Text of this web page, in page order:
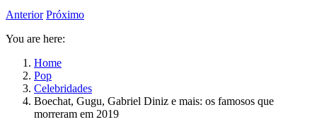
Anterior Próximo
You are here:
Home
Pop
Celebridades
Boechat, Gugu, Gabriel Diniz e mais: os famosos que
morreram em 2019